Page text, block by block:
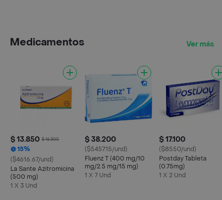
Medicamentos Ver más
$ 13.850 $ 16.300
15%
($4616.67/und)
La Sante Azitromicina
(500 mg)
1 X 3 Und
$ 38.200
($5457.15/und)
Fluenz T (400 mg/10
mg/2.5 mg/15 mg)
1 X 7 Und
$ 17.100
($8550/und)
Postday Tableta
(0.75mg)
1 X 2 Und